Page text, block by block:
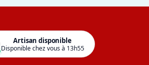
Artisan disponible
Disponible chez vous à 13h55